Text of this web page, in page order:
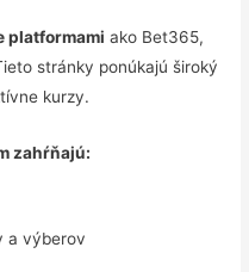
platformami ako Bet365,
stránky ponúkajú široký
kurzy.
zahŕňajú:
a výberov